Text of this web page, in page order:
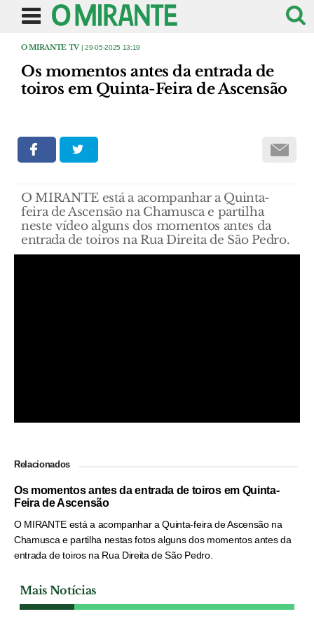
O MIRANTE TV | 29-05-2025 13:19
Os momentos antes da entrada de
toiros em Quinta-Feira de Ascensão
O MIRANTE está a acompanhar a Quinta-
feira de Ascensão na Chamusca e partilha
neste vídeo alguns dos momentos antes da
entrada de toiros na Rua Direita de São Pedro.
Relacionados
Os momentos antes da entrada de toiros em Quinta-
Feira de Ascensão
O MIRANTE está a acompanhar a Quinta-feira de Ascensão na
Chamusca e partilha nestas fotos alguns dos momentos antes da
entrada de toiros na Rua Direita de São Pedro.
Mais Notícias